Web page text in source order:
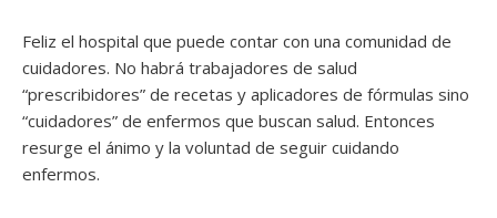
Feliz el hospital que puede contar con una comunidad de
cuidadores. No habrá trabajadores de salud
“prescribidores” de recetas y aplicadores de fórmulas sino
“cuidadores” de enfermos que buscan salud. Entonces
resurge el ánimo y la voluntad de seguir cuidando
enfermos.